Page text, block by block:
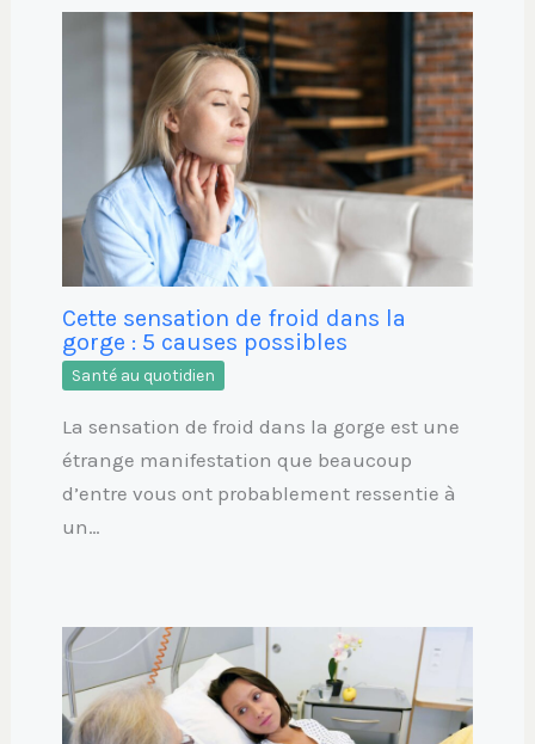
Cette sensation de froid dans la
gorge : 5 causes possibles
Santé au quotidien
La sensation de froid dans la gorge est une
étrange manifestation que beaucoup
d’entre vous ont probablement ressentie à
un…